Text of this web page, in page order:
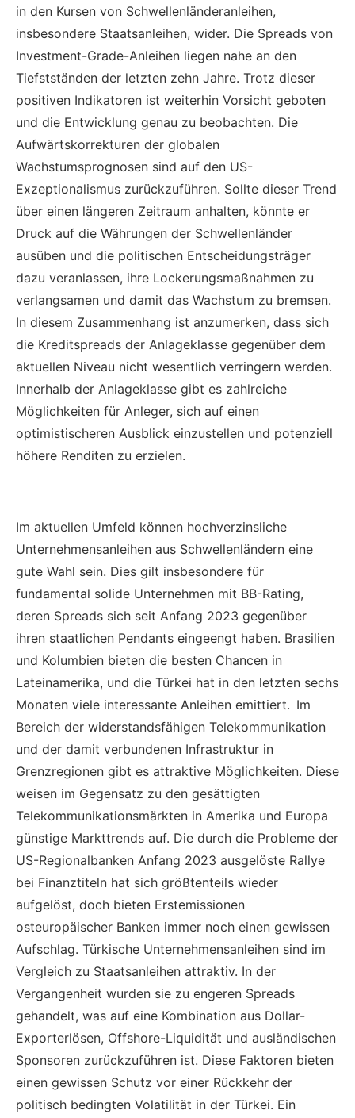
in den Kursen von Schwellenländeranleihen,
insbesondere Staatsanleihen, wider. Die Spreads von
Investment-Grade-Anleihen liegen nahe an den
Tiefstständen der letzten zehn Jahre. Trotz dieser
positiven Indikatoren ist weiterhin Vorsicht geboten
und die Entwicklung genau zu beobachten. Die
Aufwärtskorrekturen der globalen
Wachstumsprognosen sind auf den US-
Exzeptionalismus zurückzuführen. Sollte dieser Trend
über einen längeren Zeitraum anhalten, könnte er
Druck auf die Währungen der Schwellenländer
ausüben und die politischen Entscheidungsträger
dazu veranlassen, ihre Lockerungsmaßnahmen zu
verlangsamen und damit das Wachstum zu bremsen.
In diesem Zusammenhang ist anzumerken, dass sich
die Kreditspreads der Anlageklasse gegenüber dem
aktuellen Niveau nicht wesentlich verringern werden.
Innerhalb der Anlageklasse gibt es zahlreiche
Möglichkeiten für Anleger, sich auf einen
optimistischeren Ausblick einzustellen und potenziell
höhere Renditen zu erzielen.
Im aktuellen Umfeld können hochverzinsliche
Unternehmensanleihen aus Schwellenländern eine
gute Wahl sein. Dies gilt insbesondere für
fundamental solide Unternehmen mit BB-Rating,
deren Spreads sich seit Anfang 2023 gegenüber
ihren staatlichen Pendants eingeengt haben. Brasilien
und Kolumbien bieten die besten Chancen in
Lateinamerika, und die Türkei hat in den letzten sechs
Monaten viele interessante Anleihen emittiert. Im
Bereich der widerstandsfähigen Telekommunikation
und der damit verbundenen Infrastruktur in
Grenzregionen gibt es attraktive Möglichkeiten. Diese
weisen im Gegensatz zu den gesättigten
Telekommunikationsmärkten in Amerika und Europa
günstige Markttrends auf. Die durch die Probleme der
US-Regionalbanken Anfang 2023 ausgelöste Rallye
bei Finanztiteln hat sich größtenteils wieder
aufgelöst, doch bieten Erstemissionen
osteuropäischer Banken immer noch einen gewissen
Aufschlag. Türkische Unternehmensanleihen sind im
Vergleich zu Staatsanleihen attraktiv. In der
Vergangenheit wurden sie zu engeren Spreads
gehandelt, was auf eine Kombination aus Dollar-
Exporterlösen, Offshore-Liquidität und ausländischen
Sponsoren zurückzuführen ist. Diese Faktoren bieten
einen gewissen Schutz vor einer Rückkehr der
politisch bedingten Volatilität in der Türkei. Ein